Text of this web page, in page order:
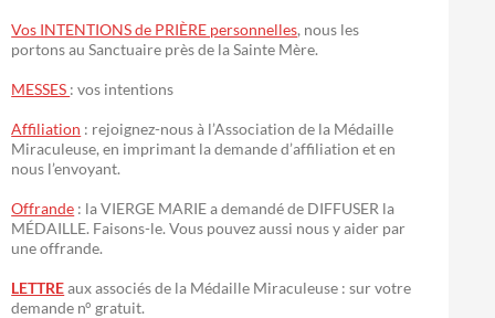
Vos INTENTIONS de PRIÈRE personnelles, nous les
portons au Sanctuaire près de la Sainte Mère.
MESSES : vos intentions
Affiliation : rejoignez-nous à l’Association de la Médaille
Miraculeuse, en imprimant la demande d’affiliation et en
nous l’envoyant.
Offrande : la VIERGE MARIE a demandé de DIFFUSER la
MÉDAILLE. Faisons-le. Vous pouvez aussi nous y aider par
une offrande.
LETTREaux associés de la Médaille Miraculeuse : sur votre
demande n° gratuit.